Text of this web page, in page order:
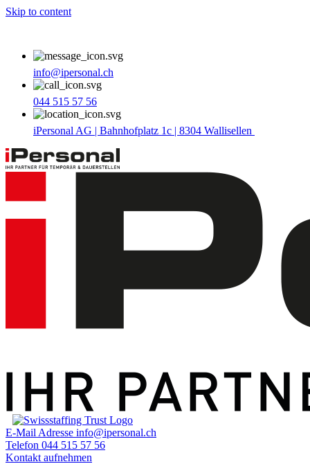
Skip to content
info@ipersonal.ch
044 515 57 56
iPersonal AG | Bahnhofplatz 1c | 8304 Wallisellen
E-Mail Adresse info@ipersonal.ch
Telefon 044 515 57 56
Kontakt aufnehmen